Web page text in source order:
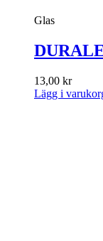
Glas
13,00 kr
Lägg i